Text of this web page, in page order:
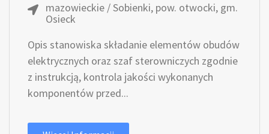
mazowieckie / Sobienki, pow. otwocki, gm.
Osieck
Opis stanowiska składanie elementów obudów
elektrycznych oraz szaf sterowniczych zgodnie
z instrukcją, kontrola jakości wykonanych
komponentów przed...